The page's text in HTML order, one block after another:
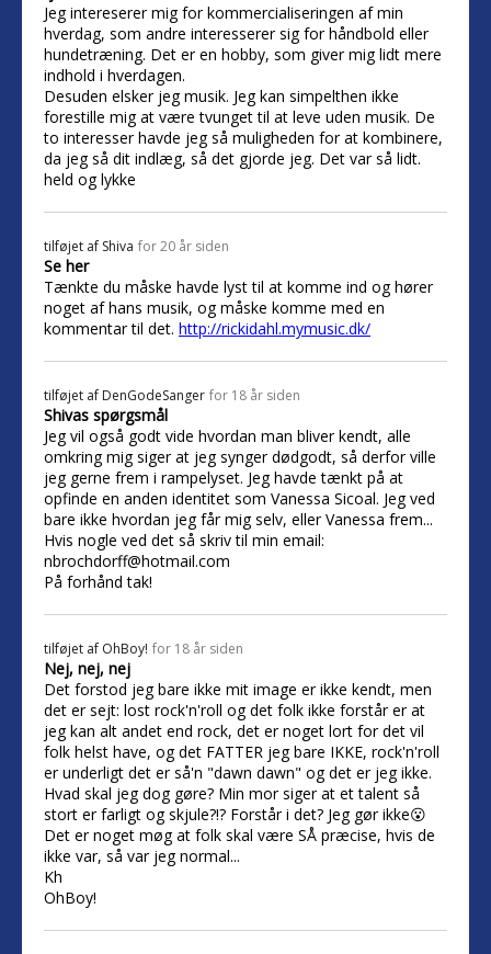
Jeg intereserer mig for kommercialiseringen af min
hverdag, som andre interesserer sig for håndbold eller
hundetræning. Det er en hobby, som giver mig lidt mere
indhold i hverdagen.
Desuden elsker jeg musik. Jeg kan simpelthen ikke
forestille mig at være tvunget til at leve uden musik. De
to interesser havde jeg så muligheden for at kombinere,
da jeg så dit indlæg, så det gjorde jeg. Det var så lidt.
held og lykke
tilføjet af Shiva for 20 år siden
Se her
Tænkte du måske havde lyst til at komme ind og hører
noget af hans musik, og måske komme med en
kommentar til det. http://rickidahl.mymusic.dk/
tilføjet af DenGodeSanger for 18 år siden
Shivas spørgsmål
Jeg vil også godt vide hvordan man bliver kendt, alle
omkring mig siger at jeg synger dødgodt, så derfor ville
jeg gerne frem i rampelyset. Jeg havde tænkt på at
opfinde en anden identitet som Vanessa Sicoal. Jeg ved
bare ikke hvordan jeg får mig selv, eller Vanessa frem...
Hvis nogle ved det så skriv til min email:
nbrochdorff@hotmail.com
På forhånd tak!
tilføjet af OhBoy! for 18 år siden
Nej, nej, nej
Det forstod jeg bare ikke mit image er ikke kendt, men
det er sejt: lost rock'n'roll og det folk ikke forstår er at
jeg kan alt andet end rock, det er noget lort for det vil
folk helst have, og det FATTER jeg bare IKKE, rock'n'roll
er underligt det er så'n "dawn dawn" og det er jeg ikke.
Hvad skal jeg dog gøre? Min mor siger at et talent så
stort er farligt og skjule?!? Forstår i det? Jeg gør ikke😮
Det er noget møg at folk skal være SÅ præcise, hvis de
ikke var, så var jeg normal...
Kh
OhBoy!